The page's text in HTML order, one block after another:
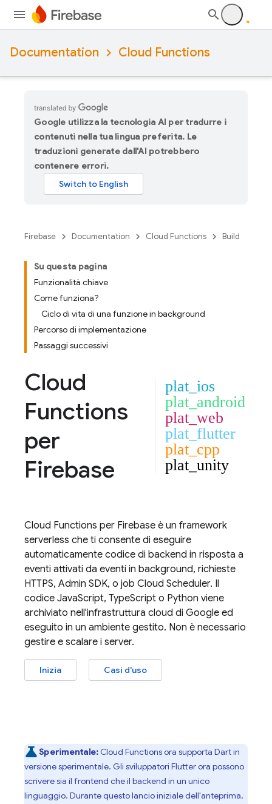
Documentation Cloud Functions
Google utilizza la tecnologia AI per tradurre i
contenuti nella tua lingua preferita. Le
traduzioni generate dall'AI potrebbero
contenere errori.
Firebase Documentation Cloud Functions Build
Su questa pagina
Funzionalità chiave
Come funziona?
Ciclo di vita di una funzione in background
Percorso di implementazione
Passaggi successivi
Cloud
Functions
per
Firebase
plat_ios
plat_android
plat_web
plat_flutter
plat_cpp
plat_unity
Cloud Functions per Firebase è un framework
serverless che ti consente di eseguire
automaticamente codice di backend in risposta a
eventi attivati da eventi in background, richieste
HTTPS, Admin SDK, o job Cloud Scheduler. Il
codice JavaScript, TypeScript o Python viene
archiviato nell'infrastruttura cloud di Google ed
eseguito in un ambiente gestito. Non è necessario
gestire e scalare i server.
Inizia Casi d'uso
Sperimentale: Cloud Functionsora supporta Dart in
versione sperimentale. Gli sviluppatori Flutter ora possono
scrivere sia il frontend che il backend in un unico
linguaggio. Durante questo lancio iniziale dell'anteprima,